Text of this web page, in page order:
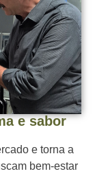
e sabor
e torna a
bem-estar